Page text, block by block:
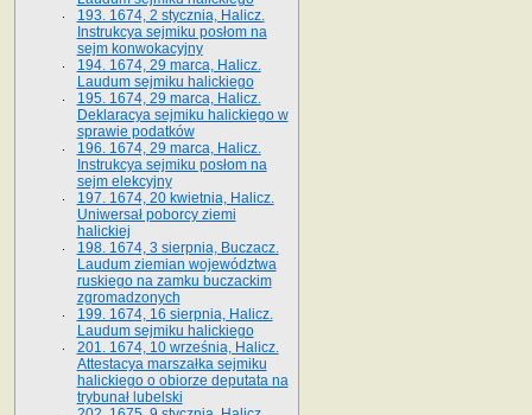
193. 1674, 2 stycznia, Halicz.
Instrukcya sejmiku posłom na
sejm konwokacyjny
194. 1674, 29 marca, Halicz.
Laudum sejmiku halickiego
195. 1674, 29 marca, Halicz.
Deklaracya sejmiku halickiego w
sprawie podatków
196. 1674, 29 marca, Halicz.
Instrukcya sejmiku posłom na
sejm elekcyjny
197. 1674, 20 kwietnia, Halicz.
Uniwersał poborcy ziemi
halickiej
198. 1674, 3 sierpnia, Buczacz.
Laudum ziemian województwa
ruskiego na zamku buczackim
zgromadzonych
199. 1674, 16 sierpnia, Halicz.
Laudum sejmiku halickiego
201. 1674, 10 września, Halicz.
Attestacya marszałka sejmiku
halickiego o obiorze deputata na
trybunał lubelski